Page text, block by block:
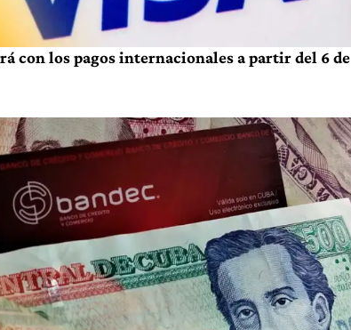
con los pagos internacionales a partir del 6 de